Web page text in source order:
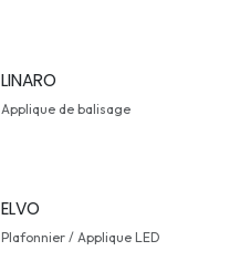
LINARO
Applique de balisage
ELVO
Plafonnier / Applique LED